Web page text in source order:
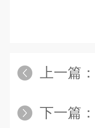
上一篇：
下一篇：